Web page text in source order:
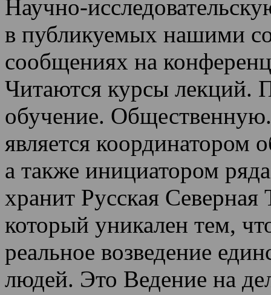
Научно-
в публикуемых нашими
сообщениях на
Читаются курсы лекций.
обучение.
является
а также инициатором
хранит Русская
который уникален тем,
реальное возведение
людей. Это Ведение на